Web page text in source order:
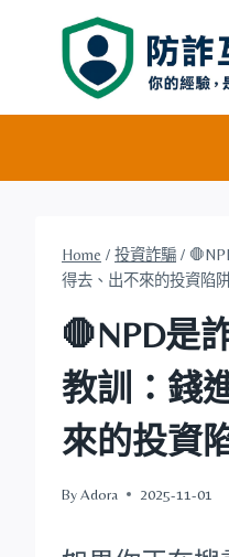
Home / 投資詐騙 /
得去、出不來的投資陷
🛑NPD是
教訓：錢
來的投資
ByAdora 2025-11-01